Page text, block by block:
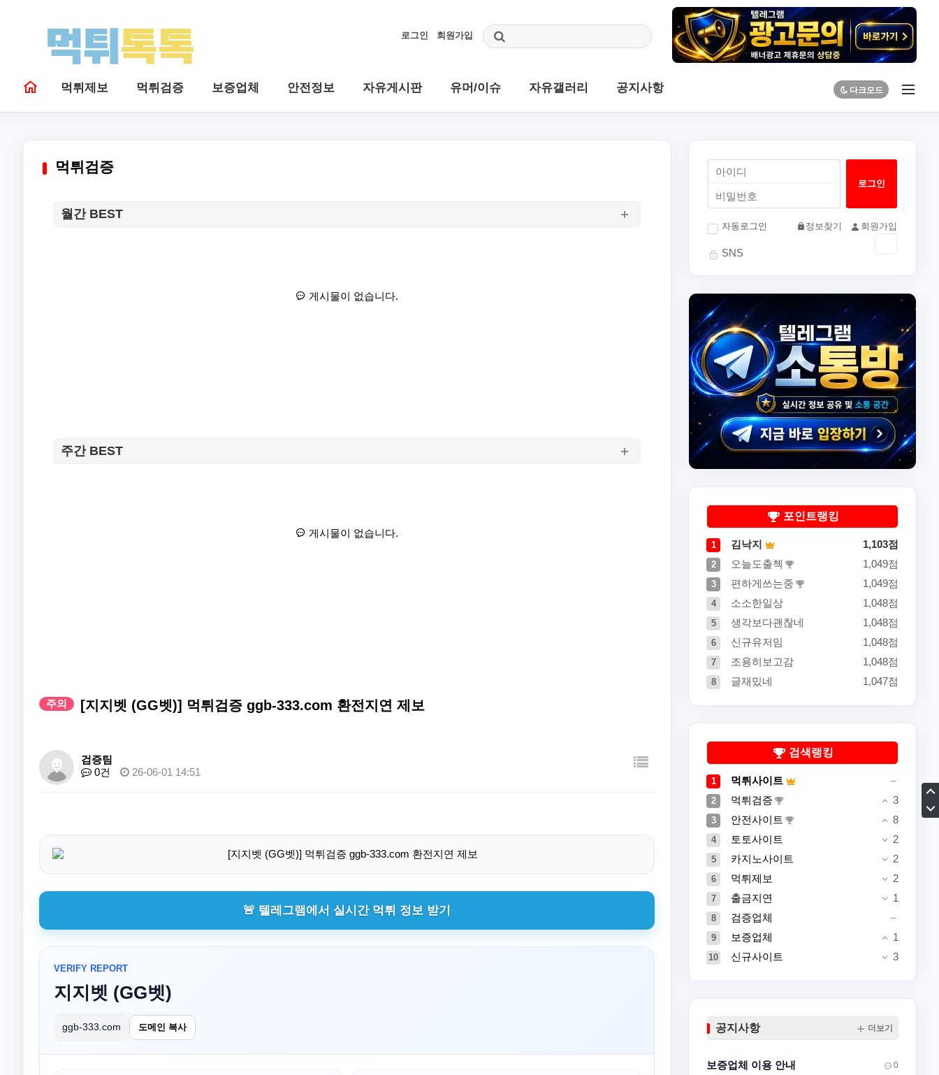
로그인 회원가입
먹튀제보 먹튀검증 보증업체 안전정보 자유게시판 유머/이슈 자유갤러리 공지사항
먹튀검증
월간 BEST
게시물이 없습니다.
주간 BEST
게시물이 없습니다.
주의 [지지벳 (GG벳)] 먹튀검증 ggb-333.com 환전지연 제보
검증팀
0건
26-06-01 14:51
🚨 텔레그램에서 실시간 먹튀 정보 받기
VERIFY REPORT
지지벳 (GG벳)
ggb-333.com 도메인 복사
자동로그인 정보찾기 회원가입
SNS
포인트랭킹
1 김낙지 1,103점
2 오늘도출첵 1,049점
3 편하게쓰는중 1,049점
4 소소한일상 1,048점
5 생각보다괜찮네 1,048점
6 신규유저임 1,048점
7 조용히보고감 1,048점
8 글재밌네 1,047점
검색랭킹
1 먹튀사이트
2 먹튀검증 3
3 안전사이트 8
4 토토사이트 2
5 카지노사이트 2
6 먹튀제보 2
7 출금지연 1
8 검증업체
9 보증업체 1
10 신규사이트 3
공지사항 더보기
보증업체 이용 안내 0